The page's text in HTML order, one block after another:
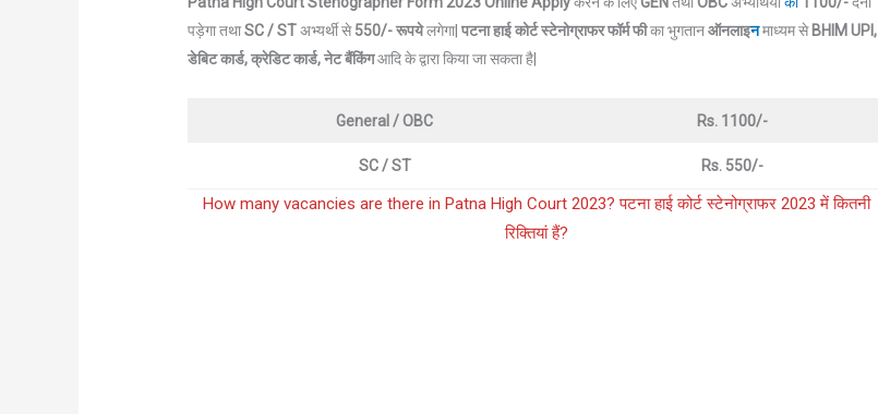
पड़ेगा तथाSC / STअभ्यर्थी से550/- रूपयेलगेगा|पटना हाई कोर्टस्टेनोग्राफर फॉर्म फीका भुगतानऑनलाइनमाध्यम से BHIM UPI,
डेबिट कार्ड, क्रेडिट कार्ड, नेट बैंकिंगआदि के द्वारा किया जा सकता है|
General / OBC Rs. 1100/-
SC / ST Rs. 550/-
How many vacancies are there in Patna High Court 2023? पटना हाई कोर्ट स्टेनोग्राफर 2023 में कितनी
रिक्तियां हैं?